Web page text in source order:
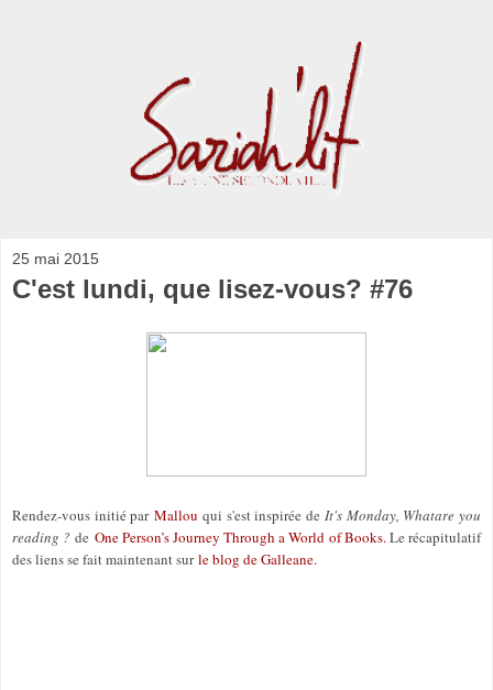
25 mai 2015
C'est lundi, que lisez-vous? #76
Rendez-vous initié par Mallou qui s'est inspirée de It's Monday, Whatare you
reading ? de One Person’s Journey Through a World of Books. Le récapitulatif
des liens se fait maintenant surle blog de Galleane.